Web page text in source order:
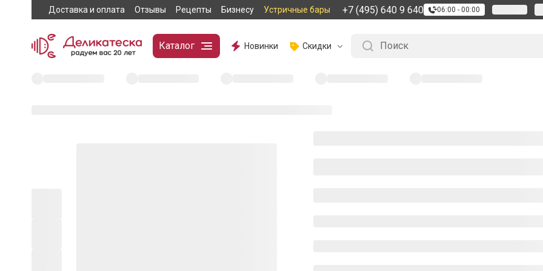
Доставка и оплата Отзывы Рецепты Бизнесу Устричные бары +7 (495) 640 9 640 06:00 - 00:00
Каталог Новинки Скидки